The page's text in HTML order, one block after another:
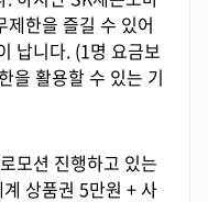
한을 즐길 수 있어
납니다. (1명 요금보
을 활용할 수 있는 기
모션 진행하고 있는
상품권 5만원 + 사